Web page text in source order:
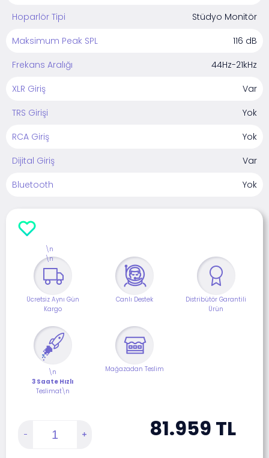
Hoparlör Tipi
Stüdyo Monitör
Maksimum Peak SPL
116 dB
Frekans Aralığı
44Hz-21kHz
XLR Giriş
Var
TRS Girişi
Yok
RCA Giriş
Yok
Dijital Giriş
Var
Bluetooth
Yok
Ücretsiz Aynı Gün
Kargo
Canlı Destek
Distribütör Garantili
Ürün
\n
3 Saate Hızlı
Teslimat\n
\n
\n
Mağazadan Teslim
81.959 TL